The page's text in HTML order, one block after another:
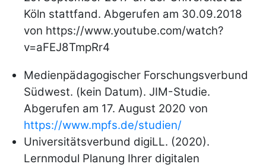
Köln stattfand. Abgerufen am 30.09.2018
von https://www.youtube.com/watch?
v=aFEJ8TmpRr4
Medienpädagogischer Forschungsverbund
Südwest. (kein Datum). JIM-Studie.
Abgerufen am 17. August 2020 von
https://www.mpfs.de/studien/
Universitätsverbund digiLL. (2020).
Lernmodul Planung Ihrer digitalen